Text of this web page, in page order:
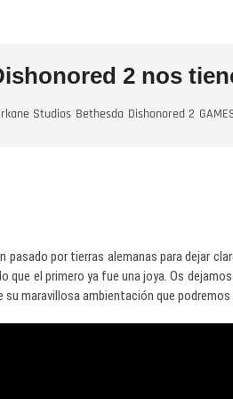
2 nos
Studios Bethesda Dishonored 2
pasado por tierras alemanas para dejar
el primero ya fue una joya. Os
maravillosa ambientación que